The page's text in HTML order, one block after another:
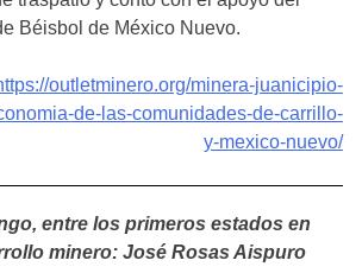
Béisbol de México Nuevo.
outletminero.org/minera-juanicipio-
de-las-comunidades-de-carrillo-
y-mexico-nuevo/
entre los primeros estados en
minero: José Rosas Aispuro